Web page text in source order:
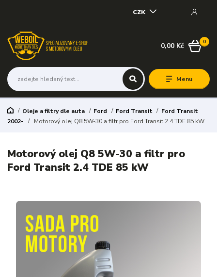
Menu
CZK
0
0,00 Kč
Oleje a filtry dle auta Ford Ford Transit
Ford Transit
2002-
Motorový olej Q8 5W-30 a filtr pro Ford Transit 2.4 TDE 85 kW
Motorový olej Q8 5W-30 a filtr pro
Ford Transit 2.4 TDE 85 kW